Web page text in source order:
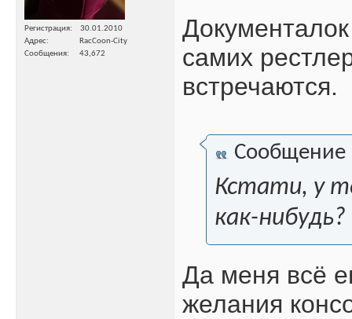
Регистрация
30.01.2010
Адрес
RacCoon-City
Сообщения
43,672
самих
встречаются.
Сообщение
Кстати, у
как-нибудь?
Да меня всё
желания